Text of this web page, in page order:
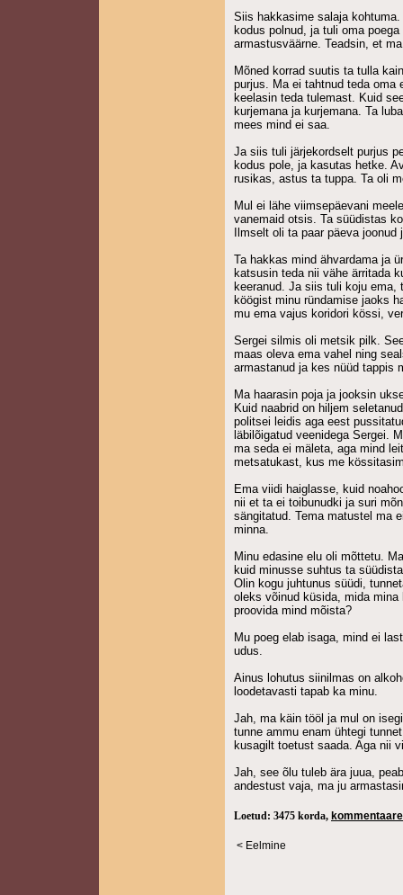
Siis hakkasime salaja
kodus polnud, ja tuli oma
armastusväärne. Teadsin, et
Mõned korrad suutis ta tulla
purjus. Ma ei tahtnud teda oma
keelasin teda tulemast. Kuid
kurjemana ja kurjemana. Ta
mees mind ei saa.
Ja siis tuli järjekordselt purjus
kodus pole, ja kasutas hetke.
rusikas, astus ta tuppa. Ta oli
Mul ei lähe viimsepäevani
vanemaid otsis. Ta süüdistas
Ilmselt oli ta paar päeva
Ta hakkas mind ähvardama ja
katsusin teda nii vähe ärritada
keeranud. Ja siis tuli koju ema,
köögist minu ründamise jaoks
mu ema vajus koridori kössi,
Sergei silmis oli metsik pilk.
maas oleva ema vahel ning
armastanud ja kes nüüd tappis
Ma haarasin poja ja jooksin
Kuid naabrid on hiljem
politsei leidis aga eest
läbilõigatud veenidega Sergei.
ma seda ei mäleta, aga mind
metsatukast, kus me
Ema viidi haiglasse, kuid
nii et ta ei toibunudki ja suri
sängitatud. Tema matustel ma
minna.
Minu edasine elu oli mõttetu.
kuid minusse suhtus ta
Olin kogu juhtunus süüdi,
oleks võinud küsida, mida
proovida mind mõista?
Mu poeg elab isaga, mind ei
udus.
Ainus lohutus siinilmas on
loodetavasti tapab ka minu.
Jah, ma käin tööl ja mul on
tunne ammu enam ühtegi
kusagilt toetust saada. Aga nii
Jah, see õlu tuleb ära juua,
andestust vaja, ma ju
Loetud: 3475 korda,
< Eelmine